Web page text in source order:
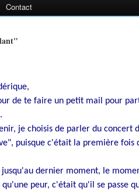
Contact
de te faire un petit mail pour
je choisis de parler du concert
puisque c'était la première fois
jusqu'au dernier moment, le
peur, c'était qu'il se passe